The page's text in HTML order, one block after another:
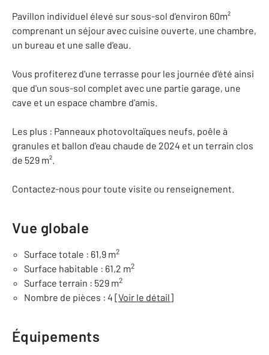
Pavillon individuel élevé sur sous-sol d'environ 60m²
comprenant un séjour avec cuisine ouverte, une chambre,
un bureau et une salle d'eau.
Vous profiterez d'une terrasse pour les journée d'été ainsi
que d'un sous-sol complet avec une partie garage, une
cave et un espace chambre d'amis.
Les plus : Panneaux photovoltaïques neufs, poêle à
granules et ballon d'eau chaude de 2024 et un terrain clos
de 529 m².
Contactez-nous pour toute visite ou renseignement.
Vue globale
Surface totale : 61,9 m2
Surface habitable : 61,2 m2
Surface terrain : 529 m2
Nombre de pièces : 4 [Voir le détail]
Équipements